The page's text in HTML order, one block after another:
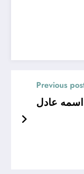
Previous
عادل